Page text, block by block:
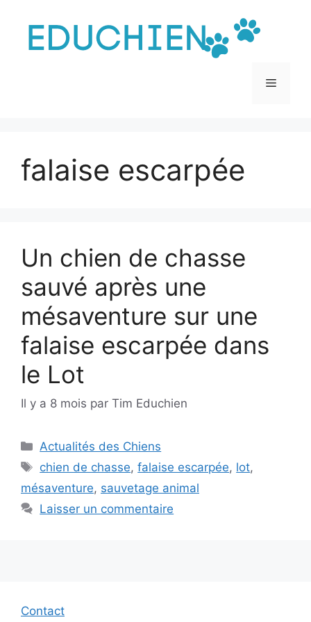
contenu
Menu
falaise escarpée
Un chien de chasse
sauvé après une
mésaventure sur une
falaise escarpée dans
le Lot
Il y a 8 mois par Tim Educhien
Catégories
Actualités des Chiens
Étiquettes
chien de chasse,falaise escarpée, lot,
mésaventure, sauvetage animal
Laisser un commentaire
Contact